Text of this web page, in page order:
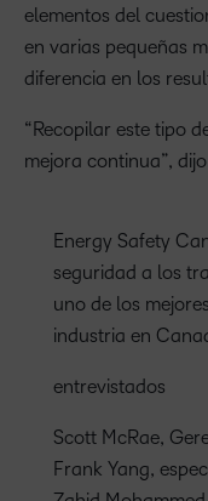
elementos del
en varias pequeñas
diferencia en los
“Recopilar este tipo
mejora continua”,
Energy Safety
seguridad a los
uno de los
industria en
entrevistados
Scott McRae,
Frank Yang,